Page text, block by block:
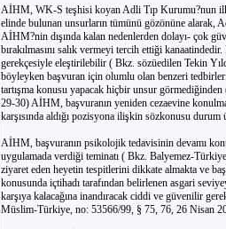
AİHM, WK-S teşhisi koyan Adli Tıp Kurumu?nun ilk
elinde bulunan unsurların tümünü gözönüne alarak,
AİHM?nin dışında kalan nedenlerden dolayı- çok
bırakılmasını salık vermeyi tercih ettiği
gerekçesiyle eleştirilebilir ( Bkz. sözüedilen Tekin
böyleyken başvuran için olumlu olan benzeri
tartışma konusu yapacak hiçbir unsur
29-30) AİHM, başvuranın yeniden cezaevine
karşısında aldığı pozisyona ilişkin sözkonusu durum
AİHM, başvuranın psikolojik tedavisinin devamı
uygulamada verdiği teminatı ( Bkz. Balyemez-
ziyaret eden heyetin tespitlerini dikkate almakta ve
konusunda içtihadı tarafından belirlenen asgari
karşıya kalacağına inandıracak ciddi ve güvenilir
Müslim-Türkiye, no: 53566/99, § 75, 76, 26 Nisan